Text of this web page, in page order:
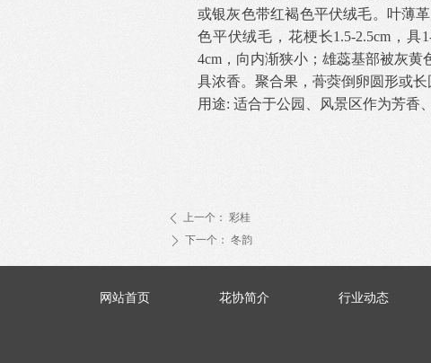
或银灰色带红褐色平伏绒毛。叶薄
色平伏绒毛，花梗长1.5-2.5cm ，具
4cm ，向内渐狭小；雄蕊基部被灰
具浓香。聚合果，蓇葖倒卵圆形或
用途: 适合于公园、风景区作为芳香
ꄴ 上一个： 彩桂
ꄲ 下一个： 冬韵
网站首页 花协简介 行业动态